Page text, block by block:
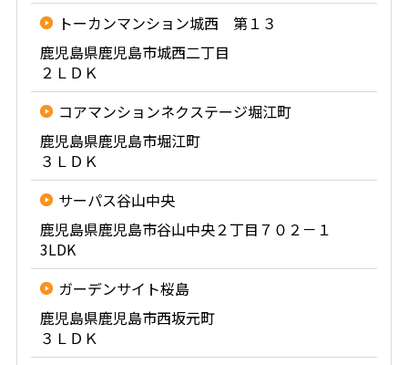
トーカンマンション城西 第１３
鹿児島県鹿児島市城西二丁目
２ＬＤＫ
コアマンションネクステージ堀江町
鹿児島県鹿児島市堀江町
３ＬＤＫ
サーパス谷山中央
鹿児島県鹿児島市谷山中央２丁目７０２－１
3LDK
ガーデンサイト桜島
鹿児島県鹿児島市西坂元町
３ＬＤＫ